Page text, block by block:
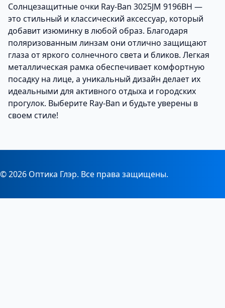
Солнцезащитные очки Ray-Ban 3025JM 9196BH —
это стильный и классический аксессуар, который
добавит изюминку в любой образ. Благодаря
поляризованным линзам они отлично защищают
глаза от яркого солнечного света и бликов. Легкая
металлическая рамка обеспечивает комфортную
посадку на лице, а уникальный дизайн делает их
идеальными для активного отдыха и городских
прогулок. Выберите Ray-Ban и будьте уверены в
своем стиле!
© 2026 Оптика Глэр. Все права защищены.